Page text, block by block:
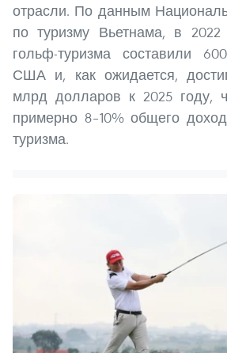
отрасли. По данным
по туризму Вьетнама, в
гольф-туризма составили
США и, как ожидается,
млрд долларов к 2025 году,
примерно 8–10% общего
туризма.